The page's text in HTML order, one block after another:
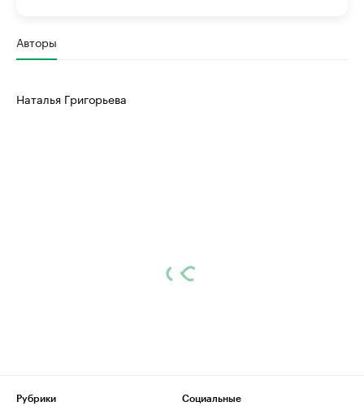
Авторы
Наталья Григорьева
Рубрики
Социальные